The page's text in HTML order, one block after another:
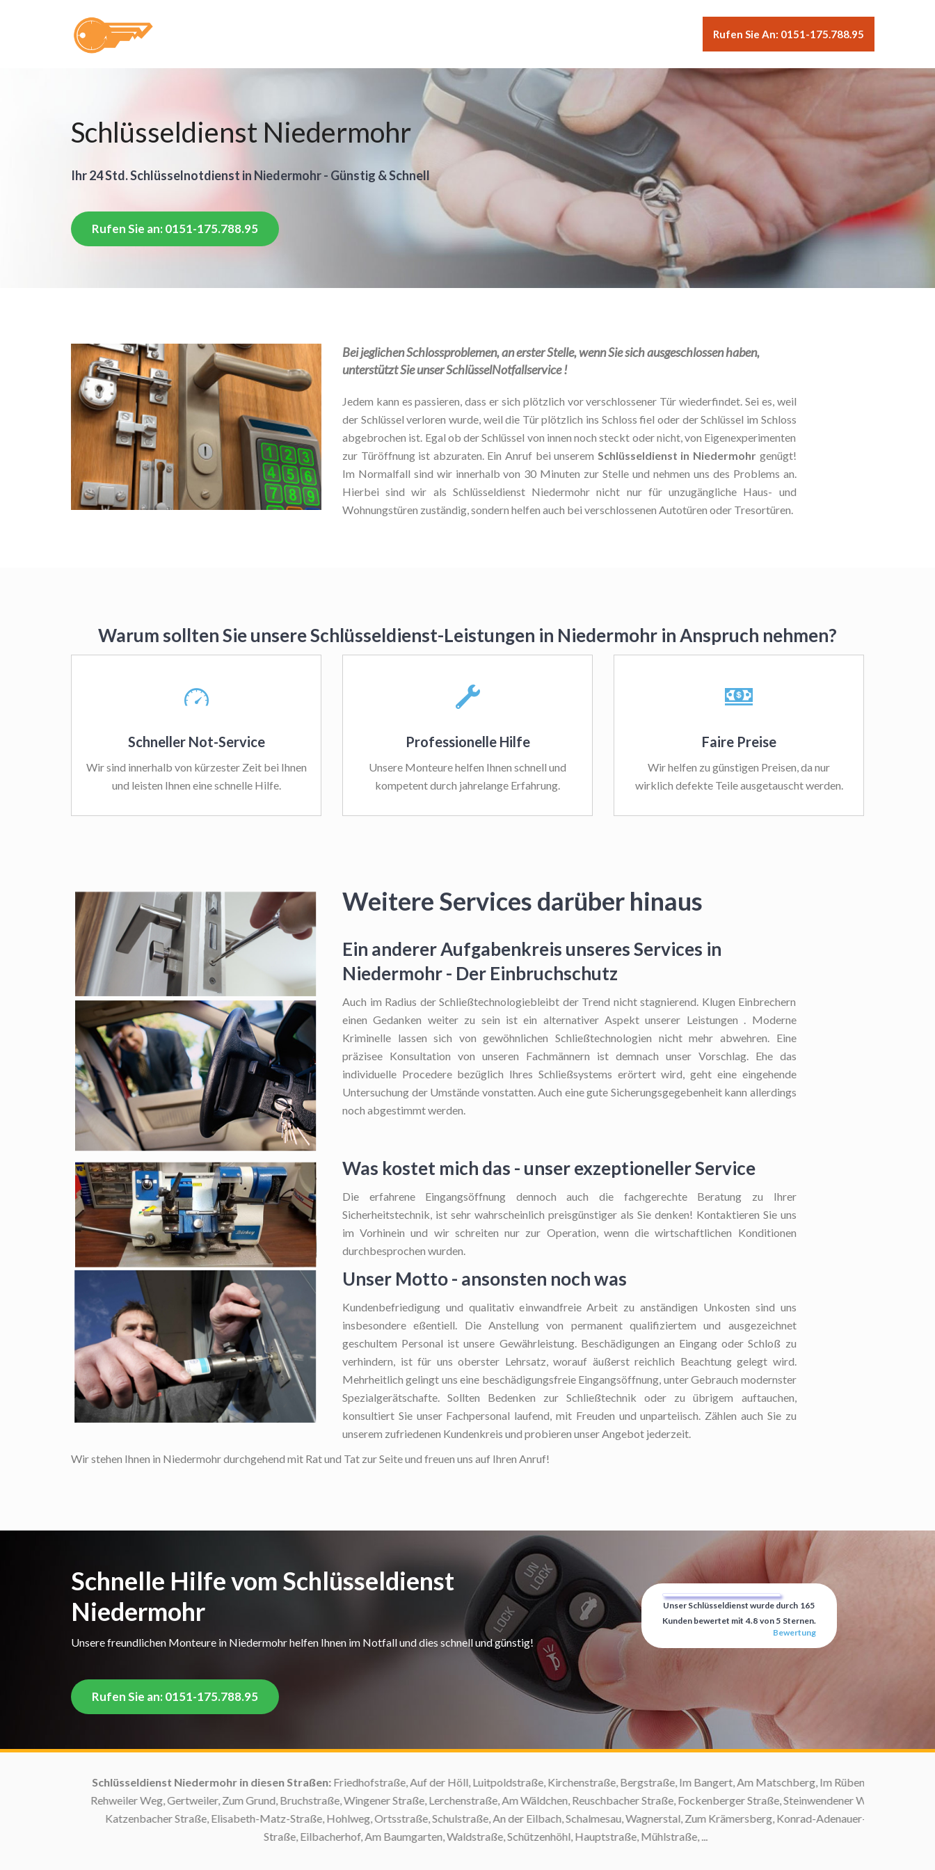
Rufen Sie An: 0151-175.788.95
Schlüsseldienst Niedermohr
Ihr 24 Std. Schlüsselnotdienst in Niedermohr - Günstig & Schnell
Rufen Sie an: 0151-175.788.95
Bei jeglichen Schlossproblemen, an erster Stelle, wenn Sie sich ausgeschlossen haben,
unterstützt Sie unser SchlüsselNotfallservice !
Jedem kann es passieren, dass er sich plötzlich vor verschlossener Tür wiederfindet. Sei es, weil
der Schlüssel verloren wurde, weil die Tür plötzlich ins Schloss fiel oder der Schlüssel im Schloss
abgebrochen ist. Egal ob der Schlüssel von innen noch steckt oder nicht, von Eigenexperimenten
zur Türöffnung ist abzuraten. Ein Anruf bei unserem Schlüsseldienst in Niedermohrgenügt!
Im Normalfall sind wir innerhalb von 30 Minuten zur Stelle und nehmen uns des Problems an.
Hierbei sind wir als Schlüsseldienst Niedermohr nicht nur für unzugängliche Haus- und
Wohnungstüren zuständig, sondern helfen auch bei verschlossenen Autotüren oder Tresortüren.
Warum sollten Sie unsere Schlüsseldienst-Leistungen in Niedermohr in Anspruch nehmen?
Schneller Not-Service
Wir sind innerhalb von kürzester Zeit bei Ihnen
und leisten Ihnen eine schnelle Hilfe.
Professionelle Hilfe
Unsere Monteure helfen Ihnen schnell und
kompetent durch jahrelange Erfahrung.
Faire Preise
Wir helfen zu günstigen Preisen, da nur
wirklich defekte Teile ausgetauscht werden.
Weitere Services darüber hinaus
Ein anderer Aufgabenkreis unseres Services in
Niedermohr - Der Einbruchschutz
Auch im Radius der Schließtechnologiebleibt der Trend nicht stagnierend. Klugen Einbrechern
einen Gedanken weiter zu sein ist ein alternativer Aspekt unserer Leistungen . Moderne
Kriminelle lassen sich von gewöhnlichen Schließtechnologien nicht mehr abwehren. Eine
präzisee Konsultation von unseren Fachmännern ist demnach unser Vorschlag. Ehe das
individuelle Procedere bezüglich Ihres Schließsystems erörtert wird, geht eine eingehende
Untersuchung der Umstände vonstatten. Auch eine gute Sicherungsgegebenheit kann allerdings
noch abgestimmt werden.
Was kostet mich das - unser exzeptioneller Service
Die erfahrene Eingangsöffnung dennoch auch die fachgerechte Beratung zu Ihrer
Sicherheitstechnik, ist sehr wahrscheinlich preisgünstiger als Sie denken! Kontaktieren Sie uns
im Vorhinein und wir schreiten nur zur Operation, wenn die wirtschaftlichen Konditionen
durchbesprochen wurden.
Unser Motto - ansonsten noch was
Kundenbefriedigung und qualitativ einwandfreie Arbeit zu anständigen Unkosten sind uns
insbesondere eßentiell. Die Anstellung von permanent qualifiziertem und ausgezeichnet
geschultem Personal ist unsere Gewährleistung. Beschädigungen an Eingang oder Schloß zu
verhindern, ist für uns oberster Lehrsatz, worauf äußerst reichlich Beachtung gelegt wird.
Mehrheitlich gelingt uns eine beschädigungsfreie Eingangsöffnung, unter Gebrauch modernster
Spezialgerätschafte. Sollten Bedenken zur Schließtechnik oder zu übrigem auftauchen,
konsultiert Sie unser Fachpersonal laufend, mit Freuden und unparteiisch. Zählen auch Sie zu
unserem zufriedenen Kundenkreis und probieren unser Angebot jederzeit.
Wir stehen Ihnen in Niedermohr durchgehend mit Rat und Tat zur Seite und freuen uns auf Ihren Anruf!
Schnelle Hilfe vom Schlüsseldienst
Niedermohr
Unsere freundlichen Monteure in Niedermohr helfen Ihnen im Notfall und dies schnell und günstig!
Rufen Sie an: 0151-175.788.95
Unser Schlüsseldienst wurde durch 165
Kunden bewertet mit 4.8 von 5 Sternen.
Bewertung
Schlüsseldienst Niedermohr in diesen Straßen:Friedhofstraße, Auf der Höll, Luitpoldstraße, Kirchenstraße, Bergstraße, Im Bangert, Am Matschberg, Im Rübental,
Rehweiler Weg, Gertweiler, Zum Grund, Bruchstraße, Wingener Straße, Lerchenstraße, Am Wäldchen, Reuschbacher Straße, Fockenberger Straße, Steinwendener Weg,
Katzenbacher Straße, Elisabeth-Matz-Straße, Hohlweg, Ortsstraße, Schulstraße, An der Eilbach, Schalmesau, Wagnerstal, Zum Krämersberg, Konrad-Adenauer-
Straße, Eilbacherhof, Am Baumgarten, Waldstraße, Schützenhöhl, Hauptstraße, Mühlstraße, ...